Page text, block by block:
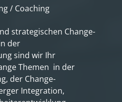
/ Coaching
strategischen Change-
der
sind wir Ihr
Themen in der
der Change-
Integration,